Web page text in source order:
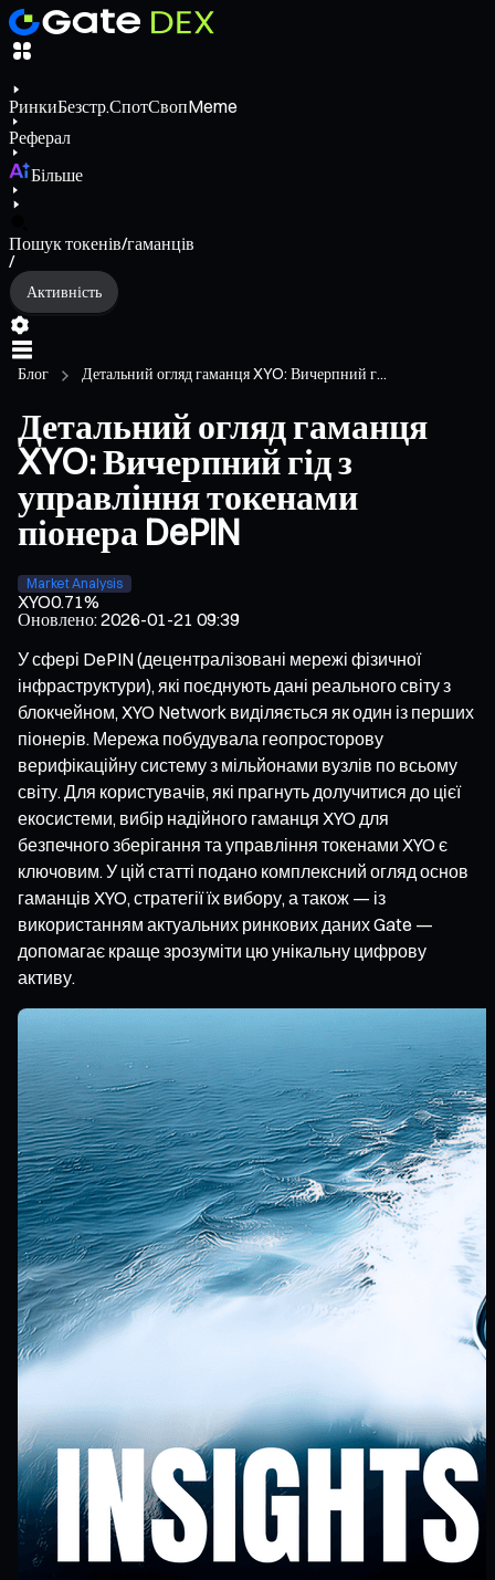
РинкиБезстр.СпотСвопMeme
Реферал
Більше
Пошук токенів/гаманців
/
Активність
Блог Детальний огляд гаманця XYO: Вичерпний г...
Детальний огляд гаманця
XYO: Вичерпний гід з
управління токенами
піонера DePIN
Market Analysis
XYO0.71%
Оновлено:2026-01-21 09:39
У сфері DePIN (децентралізовані мережі фізичної
інфраструктури), які поєднують дані реального світу з
блокчейном, XYO Network виділяється як один із перших
піонерів. Мережа побудувала геопросторову
верифікаційну систему з мільйонами вузлів по всьому
світу. Для користувачів, які прагнуть долучитися до цієї
екосистеми, вибір надійного гаманця XYO для
безпечного зберігання та управління токенами XYO є
ключовим. У цій статті подано комплексний огляд основ
гаманців XYO, стратегії їх вибору, а також — із
використанням актуальних ринкових даних Gate —
допомагає краще зрозуміти цю унікальну цифрову
активу.